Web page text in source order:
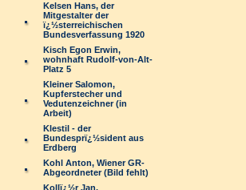
Kelsen Hans, der
Mitgestalter der
ï¿½sterreichischen
Bundesverfassung 1920
Kisch Egon Erwin,
wohnhaft Rudolf-von-Alt-
Platz 5
Kleiner Salomon,
Kupferstecher und
Vedutenzeichner (in
Arbeit)
Klestil - der
Bundesprï¿½sident aus
Erdberg
Kohl Anton, Wiener GR-
Abgeordneter (Bild fehlt)
Kollï¿½r Jan,